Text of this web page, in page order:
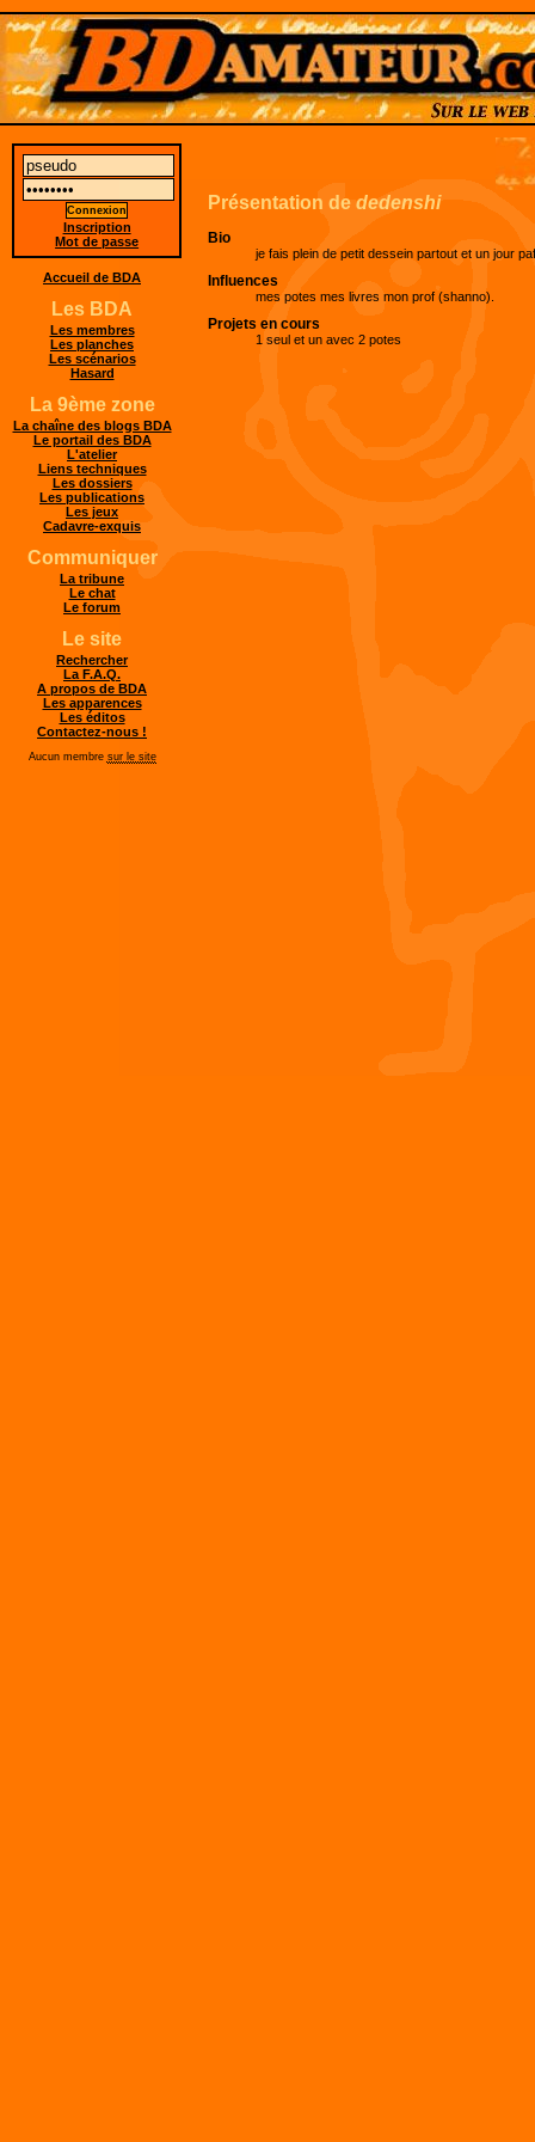
Présentation de dedenshi
Bio
je fais plein de petit dessein partout et un jour
Influences
mes potes mes livres mon prof (shanno).
Projets en cours
1 seul et un avec 2 potes
Inscription
Mot de passe
Accueil de BDA
Les BDA
Les membres
Les planches
Les scénarios
Hasard
La 9ème zone
La chaîne des blogs BDA
Le portail des BDA
L'atelier
Liens techniques
Les dossiers
Les publications
Les jeux
Cadavre-exquis
Communiquer
La tribune
Le chat
Le forum
Le site
Rechercher
La F.A.Q.
A propos de BDA
Les apparences
Les éditos
Contactez-nous !
Aucun membre sur le site